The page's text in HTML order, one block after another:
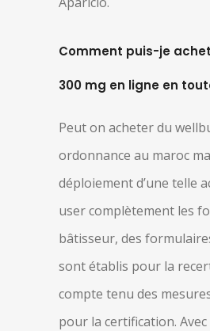
Comment puis-je
300 mg en ligne en
Peut on acheter du
ordonnance au maroc
déploiement d’une telle
user complètement les
bâtisseur, des
sont établis pour la
compte tenu des
pour la certification.